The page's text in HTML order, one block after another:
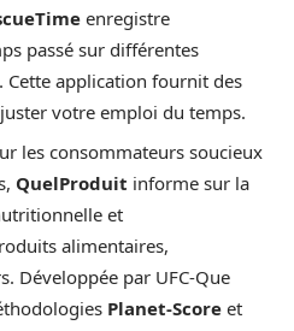
enregistre
passé sur différentes
Cette application fournit des
votre emploi du temps.
les consommateurs soucieux
QuelProduit informe sur la
et
alimentaires,
Développée par UFC-Que
Planet-Score et